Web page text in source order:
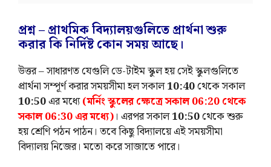
প্রশ্ন – প্রাথমিক বিদ্যালয়গুলিতে প্রার্থনা শুরু
করার কি নির্দিষ্ট কোন সময় আছে।
উত্তর – সাধারণত যেগুলি ডে-টাইম স্কুল হয় সেই স্কুলগুলিতে
প্রার্থনা সম্পূর্ণ করার সময়সীমা হল সকাল10:40থেকে সকাল
10:50এর মধ্যে(মর্নিং স্কুলের ক্ষেত্রে সকাল 06:20 থেকে
সকাল 06:30 এর মধ্যে)। এরপর সকাল10:50থেকে শুরু
হয় শ্রেণি পঠন পাঠন। তবে কিছু বিদ্যালয়ে এই সময়সীমা
বিদ্যালয় নিজের। মতো করে সাজাতে পারে।